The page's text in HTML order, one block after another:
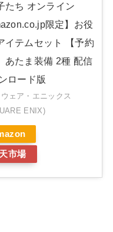
たち オンライン
限定】お役
イテムセット 【予約
あたま装備 2種 配信
ロード版
ェア・エニックス
ENIX)
市場